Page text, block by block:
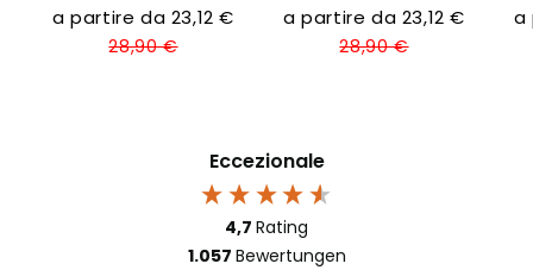
a partire da 23,12 €
28,90 €
a partire da 23,12 €
28,90 €
a
Eccezionale
4,7 Rating
1.057 Bewertungen